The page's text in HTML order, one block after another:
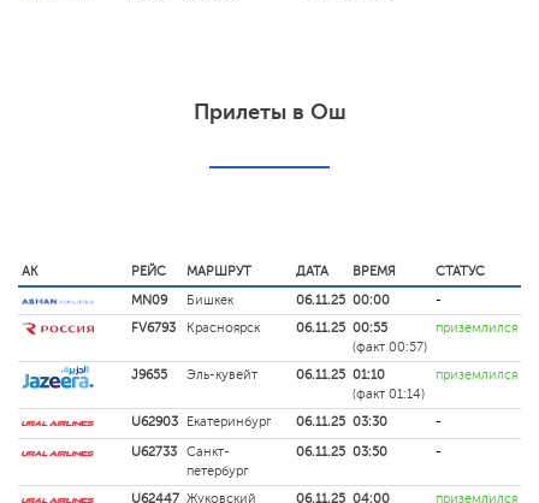
Прилеты в Ош
АК РЕЙС МАРШРУТ ДАТА ВРЕМЯ
СТАТУС
MN09
Бишкек 06.11.25 00:00
-
FV6793
Красноярск 06.11.25 00:55
(факт 00:57)
приземлился
J9655 Эль-кувейт 06.11.25 01:10
(факт 01:14)
приземлился
U62903 Екатеринбург 06.11.25 03:30
-
U62733
Санкт-
петербург
06.11.25 03:50 -
U62447 Жуковский 06.11.25 04:00 приземлился